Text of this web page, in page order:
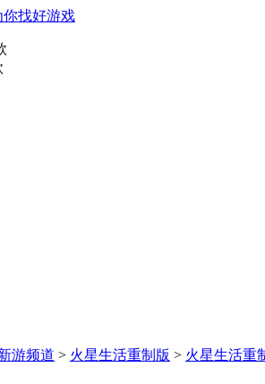
游频道 > 火星生活重制版 > 火星生活重